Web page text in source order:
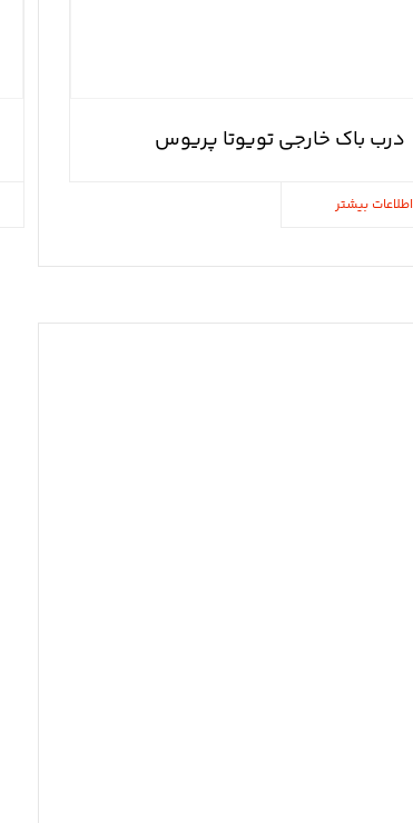
درب باک خارجی تویوتا پریوس
اطلاعات بیشتر